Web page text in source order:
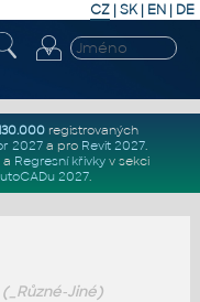
CZ | SK| EN | DE
registrovaných
2027a pro Revit 2027.
a Regresní křivkyv sekci
2027.
(_Různé-Jiné)